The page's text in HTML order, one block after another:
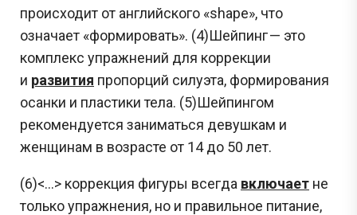
происходит от английского «shape», что
означает «формировать». (4)Шeйпинг — это
комплекс упражнений для коррекции
и развития пропорций силуэта, формирования
осанки и пластики тела. (5)Шейпингом
рекомендуется заниматься девушкам и
женщинам в возрасте от 14 до 50 лет.
(6)<…> коррекция фигуры всегда включает не
только упражнения, но и правильное питание,